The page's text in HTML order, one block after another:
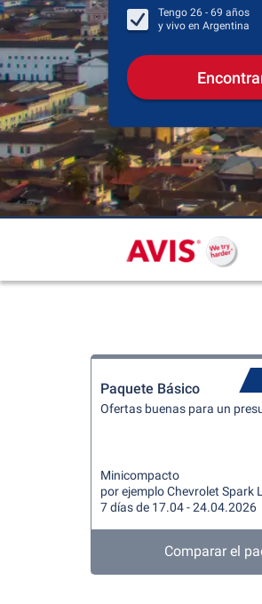
Tengo 26 - 69 años
y vivo en Argentina
Paquete Básico
Ofertas buenas para un
Minicompacto
por ejemplo Chevrolet Spark
7 días de 17.04 - 24.04.2026
Comparar el